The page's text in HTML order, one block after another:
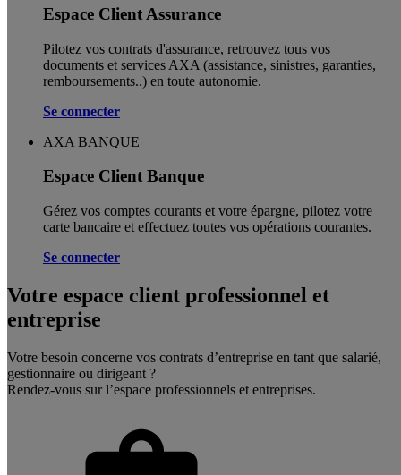
Espace Client Assurance
Pilotez vos contrats d'assurance, retrouvez tous vos
documents et services AXA (assistance, sinistres, garanties,
remboursements..) en toute autonomie. ​
Se connecter
AXA BANQUE
Espace Client Banque
Gérez vos comptes courants et votre épargne, pilotez votre
carte bancaire et effectuez toutes vos opérations courantes.
Se connecter
Votre espace client professionnel et
entreprise
Votre besoin concerne vos contrats d’entreprise en tant que salarié,
gestionnaire ou dirigeant ?
Rendez-vous sur l’espace professionnels et entreprises.